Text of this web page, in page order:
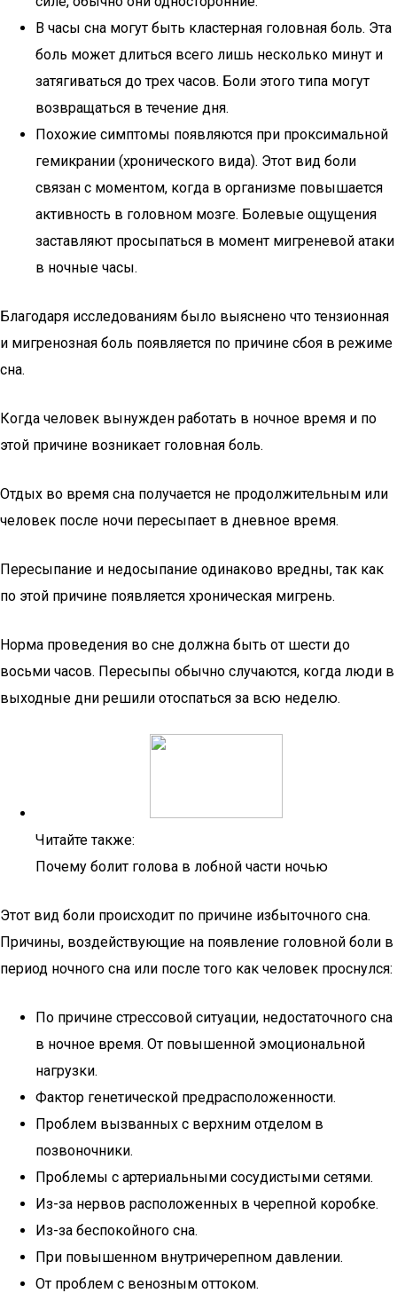
В часы сна могут быть кластерная головная боль. Эта
боль может длиться всего лишь несколько минут и
затягиваться до трех часов. Боли этого типа могут
возвращаться в течение дня.
Похожие симптомы появляются при проксимальной
гемикрании (хронического вида). Этот вид боли
связан с моментом, когда в организме повышается
активность в головном мозге. Болевые ощущения
заставляют просыпаться в момент мигреневой атаки
в ночные часы.
Благодаря исследованиям было выяснено что тензионная
и мигренозная боль появляется по причине сбоя в режиме
сна.
Когда человек вынужден работать в ночное время и по
этой причине возникает головная боль.
Отдых во время сна получается не продолжительным или
человек после ночи пересыпает в дневное время.
Пересыпание и недосыпание одинаково вредны, так как
по этой причине появляется хроническая мигрень.
Норма проведения во сне должна быть от шести до
восьми часов. Пересыпы обычно случаются, когда люди в
выходные дни решили отоспаться за всю неделю.
Читайте также:
Почему болит голова в лобной части ночью
Этот вид боли происходит по причине избыточного сна.
Причины, воздействующие на появление головной боли в
период ночного сна или после того как человек проснулся:
По причине стрессовой ситуации, недостаточного сна
в ночное время. От повышенной эмоциональной
нагрузки.
Фактор генетической предрасположенности.
Проблем вызванных с верхним отделом в
позвоночники.
Проблемы с артериальными сосудистыми сетями.
Из-за нервов расположенных в черепной коробке.
Из-за беспокойного сна.
При повышенном внутричерепном давлении.
От проблем с венозным оттоком.